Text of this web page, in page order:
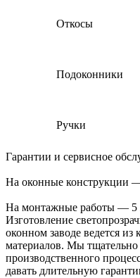
Откосы
Подоконники
Ручки
Гарантии и сервисное
На оконные конструкции
На монтажные работы — 5
Изготовление
оконном заводе ведется
материалов. Мы
производственного
давать длительную